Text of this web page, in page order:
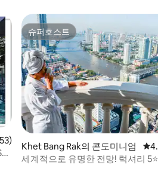
(5점 만점), 후기 353개
슈퍼호스트
슈퍼호스트
Khet Bang Rak의 콘도미니엄 평
세계적으로 유명한 전망! 럭셔리